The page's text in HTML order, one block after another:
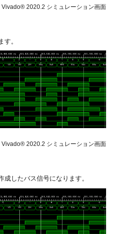
Vivado® 2020.2 シミュレーション画面
。
Vivado® 2020.2 シミュレーション画面
したバス信号になります。